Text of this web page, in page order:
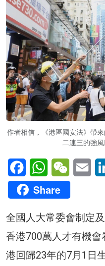
作者相信，《港區國安法》帶
二連三的強風
FacebookWhatsAppWeChatEmail
Share
全國人大常委會制定
香港700萬人才有機
港回歸23年的7月1日